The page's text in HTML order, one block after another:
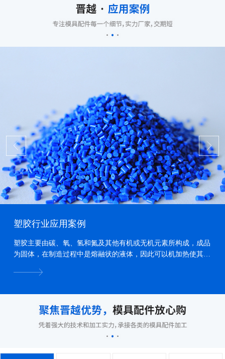
塑胶行业应用案例
塑胶主要由碳、氧、氢和氮及其他有机或无机元素所构成，成品
为固体，在制造过程中是熔融状的液体，因此可以机加热使其熔